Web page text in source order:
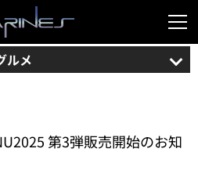
ルメ
第3弾販売開始のお知